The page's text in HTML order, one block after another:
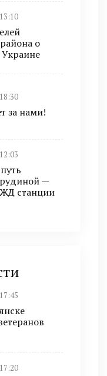
о
Украине
за нами!
—
станции